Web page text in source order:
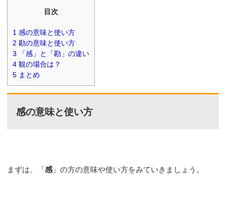
目次
1 感の意味と使い方
2 勘の意味と使い方
3 「感」と「勘」の違い
4 観の場合は？
5 まとめ
感の意味と使い方
まずは、「感 」の方の意味や使い方をみていきましょう。